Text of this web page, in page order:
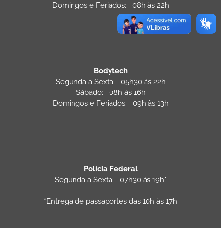
Domingos e Feriados: 08h às 22h
Bodytech
Segunda a Sexta: 05h30 às 22h
Sábado: 08h às 16h
Domingos e Feriados: 09h às 13h
Polícia Federal
Segunda a Sexta: 07h30 às 19h*
*Entrega de passaportes das 10h às 17h